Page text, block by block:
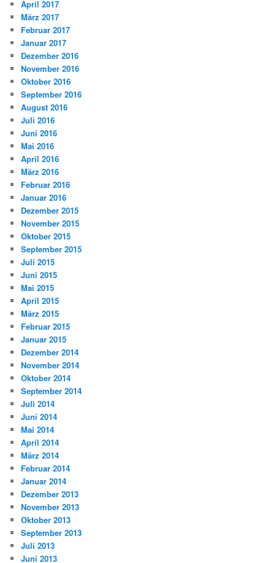
April 2017
März 2017
Februar 2017
Januar 2017
Dezember 2016
November 2016
Oktober 2016
September 2016
August 2016
Juli 2016
Juni 2016
Mai 2016
April 2016
März 2016
Februar 2016
Januar 2016
Dezember 2015
November 2015
Oktober 2015
September 2015
Juli 2015
Juni 2015
Mai 2015
April 2015
März 2015
Februar 2015
Januar 2015
Dezember 2014
November 2014
Oktober 2014
September 2014
Juli 2014
Juni 2014
Mai 2014
April 2014
März 2014
Februar 2014
Januar 2014
Dezember 2013
November 2013
Oktober 2013
September 2013
Juli 2013
Juni 2013